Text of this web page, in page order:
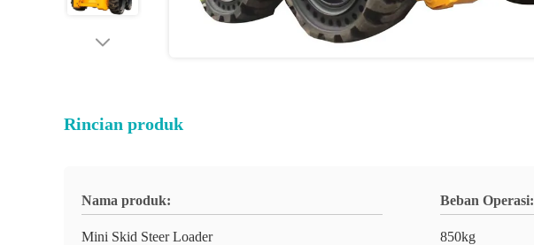
Rincian produk
Nama produk:
Mini Skid Steer Loader
Beban Operasi:
850kg